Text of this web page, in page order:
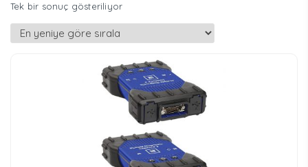
Tek bir sonuç gösteriliyor